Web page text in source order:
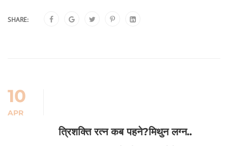
SHARE:
10
APR
त्रिशक्ति रत्न कब पहने?मिथुन लग्न..